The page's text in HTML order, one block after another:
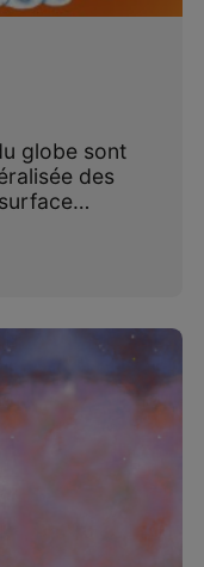
globe sont
des